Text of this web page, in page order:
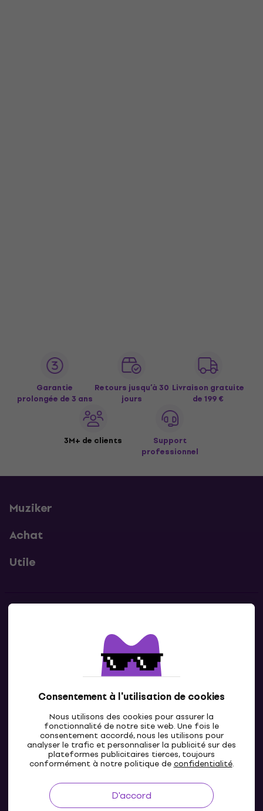
Consentement à l'utilisation de cookies
Nous utilisons des cookies pour assurer la
fonctionnalité de notre site web. Une fois le
consentement accordé, nous les utilisons pour
analyser le trafic et personnaliser la publicité sur des
plateformes publicitaires tierces, toujours
conformément à notre politique deconfidentialité.
D'accord
Garantie
prolongée de 3 ans
Retours jusqu’à 30
jours
Livraison gratuite
de 199 €
3M+ de clients
Support
professionnel
Muziker
Achat
Utile
Contacte nous
LU